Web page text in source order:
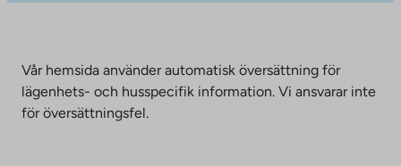
Vår hemsida använder automatisk översättning för
lägenhets- och husspecifik information. Vi ansvarar inte
för översättningsfel.